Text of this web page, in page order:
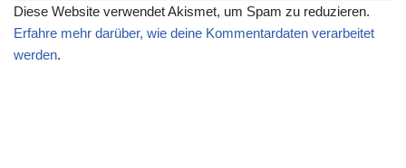
Diese Website verwendet Akismet, um Spam zu reduzieren.
Erfahre mehr darüber, wie deine Kommentardaten verarbeitet
werden.